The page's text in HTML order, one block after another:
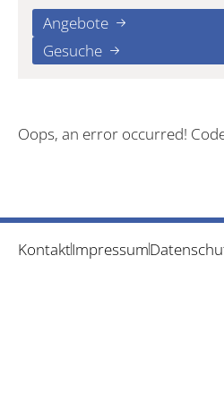
Angebote
Gesuche
Oops, an error occurred!
KontaktImpressum